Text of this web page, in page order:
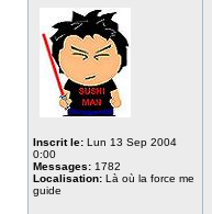
Inscrit le: Lun 13 Sep 2004
0:00
Messages: 1782
Localisation: Là où la force me
guide